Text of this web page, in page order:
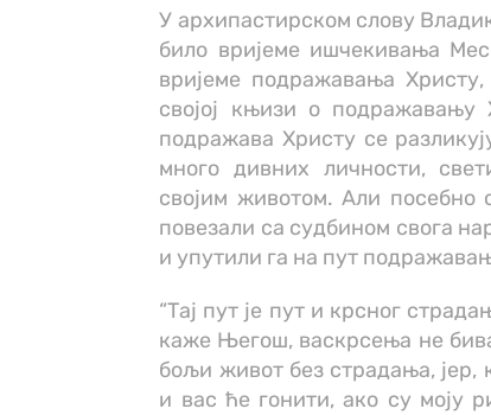
У архипастирском слову
било вријеме ишчекивања
вријеме подражавања
својој књизи о
подражава Христу се
много дивних личности,
својим животом. Али посебно
повезали са судбином свога
и упутили га на пут
“Тај пут је пут и крсног
каже Његош, васкрсења не
бољи живот без страдања,
и вас ће гонити, ако су моју